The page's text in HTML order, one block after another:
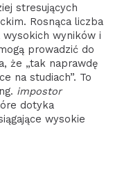
stresujących
Rosnąca liczba
wysokich wyników i
prowadzić do
że „tak naprawdę
na studiach”. To
impostor
dotyka
wysokie